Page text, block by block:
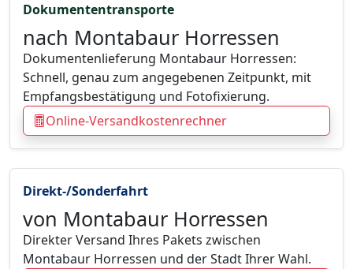
Direkt-/Sonderfahrt
von Montabaur Horressen
Direkter Versand Ihres Pakets zwischen
Montabaur Horressen und der Stadt Ihrer Wahl.
Dokumententransporte
nach Montabaur Horressen
Dokumentenlieferung Montabaur Horressen:
Schnell, genau zum angegebenen Zeitpunkt, mit
Empfangsbestätigung und Fotofixierung.
Online-Versandkostenrechner